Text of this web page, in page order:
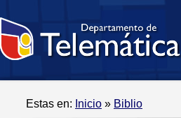
Estas en: Inicio » Biblio